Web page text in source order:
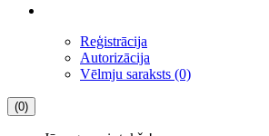
Reģistrācija
Autorizācija
Vēlmju saraksts (0)
(0)